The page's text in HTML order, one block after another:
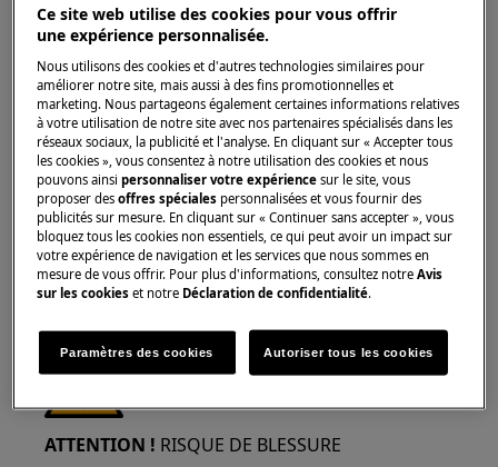
ATTENTION ! RISQUE DE CHOC ÉLECTRIQUE
Avant toute réparation ou opération de
maintenance, désactivez l'appareil et
débranchez la prise principale de la prise
murale.
ATTENTION ! RISQUE DE BLESSURE
Ce site web utilise des cookies pour vous offrir
une expérience personnalisée.
Nous utilisons des cookies et d'autres technologies similaires pour
améliorer notre site, mais aussi à des fins promotionnelles et
marketing. Nous partageons également certaines informations relatives
à votre utilisation de notre site avec nos partenaires spécialisés dans les
réseaux sociaux, la publicité et l'analyse. En cliquant sur « Accepter tous
les cookies », vous consentez à notre utilisation des cookies et nous
pouvons ainsipersonnaliser votre expériencesur le site, vous
proposer desoffres spéciales personnalisées et vous fournir des
publicités sur mesure. En cliquant sur « Continuer sans accepter », vous
bloquez tous les cookies non essentiels, ce qui peut avoir un impact sur
votre expérience de navigation et les services que nous sommes en
mesure de vous offrir. Pour plus d'informations, consultez notreAvis
sur les cookies et notre Déclaration de confidentialité.
Paramètres des cookies Autoriser tous les cookies